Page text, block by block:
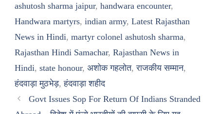
ashutosh sharma jaipur, handwara encounter,
Handwara martyrs, indian army, Latest Rajasthan
News in Hindi, martyr colonel ashutosh sharma,
Rajasthan Hindi Samachar, Rajasthan News in
Hindi, state honour, अशोक गहलोत,राजकीय सम्मान,
हंदवाड़ा मुठभेड़,हंदवाड़ा शहीद
Govt Issues Sop For Return Of Indians Stranded